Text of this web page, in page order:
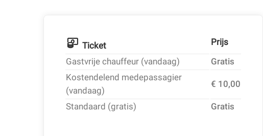
Ticket
Prijs
Gastvrije chauffeur (vandaag)
Gratis
Kostendelend medepassagier
(vandaag)
€ 10,00
Standaard (gratis) Gratis